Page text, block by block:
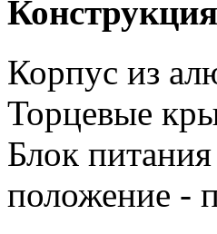
Конструкция
Корпус из
Торцевые
Блок
положение -